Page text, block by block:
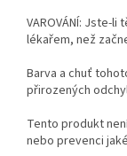
VAROVÁNÍ: Jste-
lékařem, než
Barva a chuť
přirozených
Tento produkt
nebo prevenci